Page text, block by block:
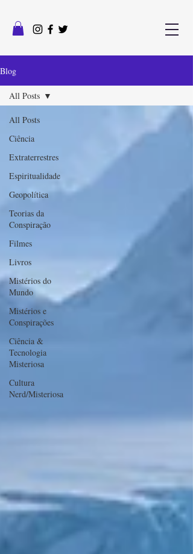
Blog
All Posts
Ciência
Extraterrestres
Espiritualidade
Geopolítica
Teorias da
Conspiração
Filmes
Livros
Mistérios do
Mundo
Mistérios e
Conspirações
Ciência &
Tecnologia
Misteriosa
Cultura
Nerd/Misteriosa
All Posts